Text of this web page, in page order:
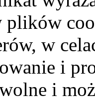
plików
w
i
i